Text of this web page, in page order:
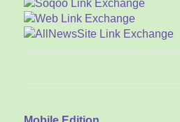
Tiga Saat Fajar dan Empat
Saat Senja
Tionghoa: Kampung